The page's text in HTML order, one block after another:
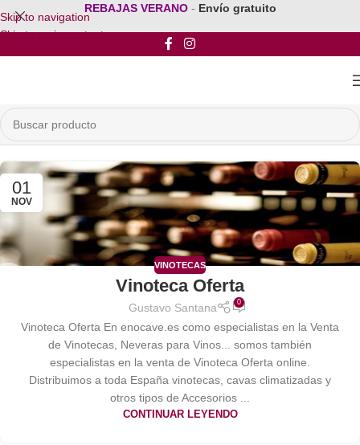
Skip to navigation
Skip to main content
REBAJAS VERANO - Envío gratuito
01
NOV
VINOTECAS
Vinoteca Oferta
Gustavo Santana 0
Vinoteca Oferta En enocave.es como especialistas en la Venta
de Vinotecas, Neveras para Vinos... somos también
especialistas en la venta de Vinoteca Oferta online.
Distribuimos a toda España vinotecas, cavas climatizadas y
otros tipos de Accesorios ...
CONTINUAR LEYENDO